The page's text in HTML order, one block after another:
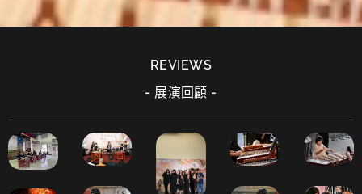
REVIEWS
- 展演回顧 -